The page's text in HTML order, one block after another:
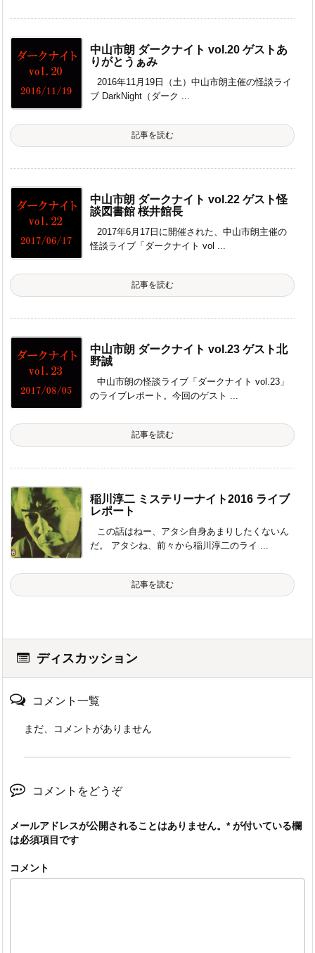
中山市朗 ダークナイト vol.20 ゲストあ
りがとうぁみ
2016年11月19日（土）中山市朗主催の怪談ライ
ブ DarkNight（ダーク ...
記事を読む
中山市朗 ダークナイト vol.22 ゲスト怪
談図書館 桜井館長
2017年6月17日に開催された、中山市朗主催の
怪談ライブ「ダークナイト vol ...
記事を読む
中山市朗 ダークナイト vol.23 ゲスト北
野誠
中山市朗の怪談ライブ「ダークナイト vol.23」
のライブレポート。今回のゲスト ...
記事を読む
稲川淳二 ミステリーナイト2016 ライブ
レポート
この話はねー、アタシ自身あまりしたくないん
だ。 アタシね、前々から稲川淳二のライ ...
記事を読む
ディスカッション
コメント一覧
まだ、コメントがありません
コメントをどうぞ
メールアドレスが公開されることはありません。 *が付いている欄
は必須項目です
コメント